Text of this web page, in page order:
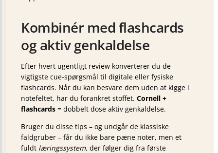
Kombinér med flashcards
og aktiv genkaldelse
Efter hvert ugentligt review konverterer du de
vigtigste cue-spørgsmål til digitale eller fysiske
flashcards. Når du kan besvare dem uden at kigge i
notefeltet, har du forankret stoffet. Cornell +
flashcards = dobbelt dose aktiv genkaldelse.
Bruger du disse tips – og undgår de klassiske
faldgruber – får du ikke bare pæne noter, men et
fuldt læringssystem, der følger dig fra første